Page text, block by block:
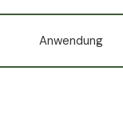
Anwendung